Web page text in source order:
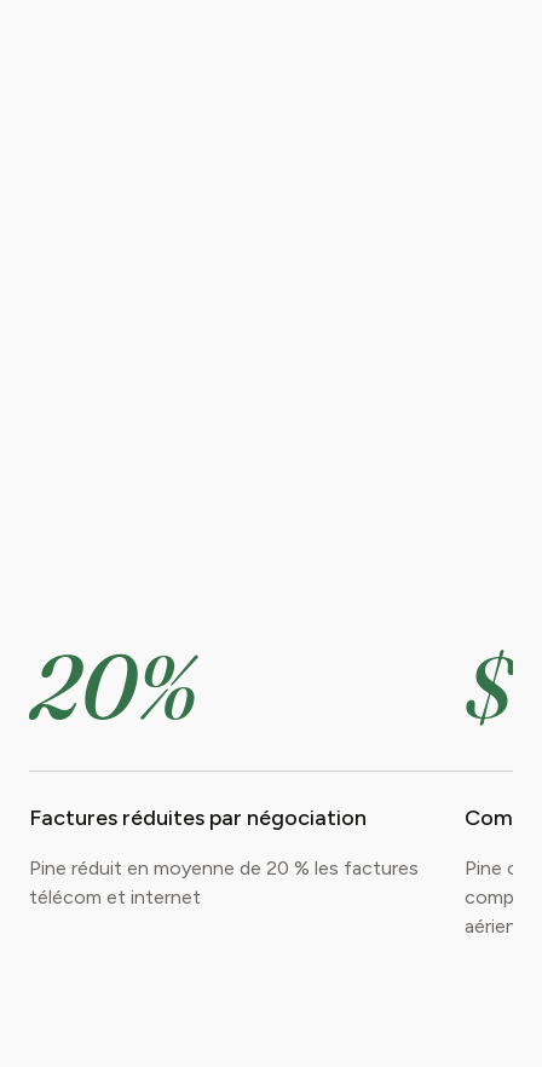
20%
Factures réduites par négociation
Pine réduit en moyenne de 20 % les factures
télécom et internet
Pine